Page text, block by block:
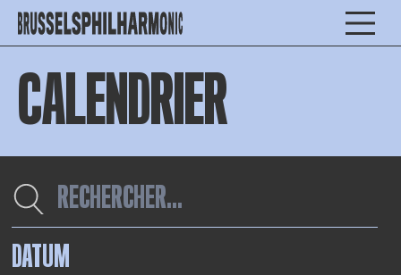
CALENDRIER
DATUM